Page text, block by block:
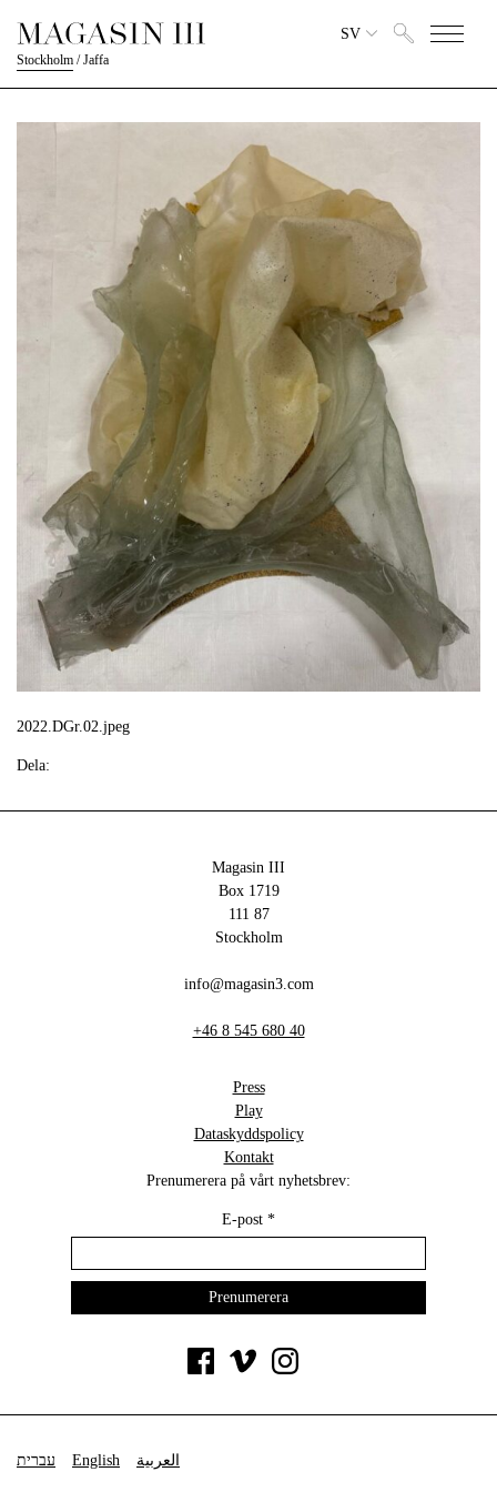
Stockholm /Jaffa
SV
2022.DGr.02.jpeg
Dela:
Magasin III
Box 1719
111 87
Stockholm
info@magasin3.com
+46 8 545 680 40
Press
Play
Dataskyddspolicy
Kontakt
Prenumerera på vårt nyhetsbrev:
E-post *
עברית English العربية